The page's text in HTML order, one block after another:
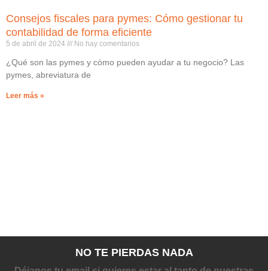
Consejos fiscales para pymes: Cómo gestionar tu
contabilidad de forma eficiente
5 de abril de 2024 No hay comentarios
¿Qué son las pymes y cómo pueden ayudar a tu negocio? Las
pymes, abreviatura de
Leer más »
NO TE PIERDAS NADA